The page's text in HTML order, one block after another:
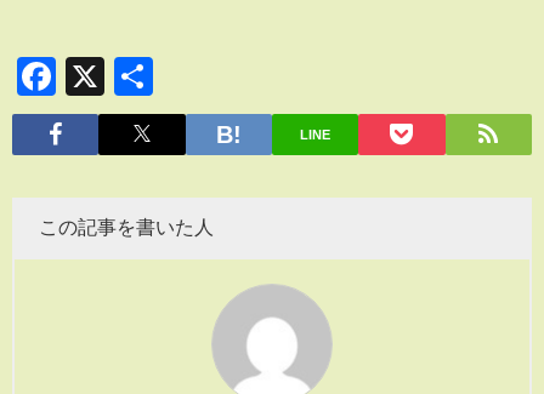
Facebook
X
有
LINE
この記事を書いた人